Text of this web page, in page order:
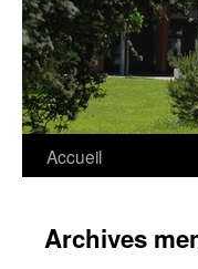
Accueil
Archives